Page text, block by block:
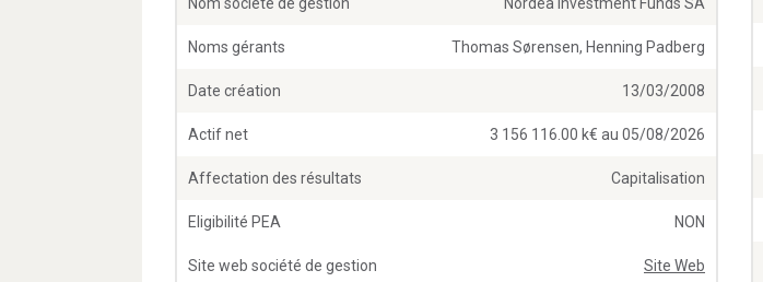
Nom société de gestion Nordea Investment Funds SA
Noms gérants Thomas Sørensen, Henning Padberg
Date création 13/03/2008
Actif net 3 156 116.00 k€ au 05/08/2026
Affectation des résultats Capitalisation
Eligibilité PEA NON
Site web société de gestion Site Web